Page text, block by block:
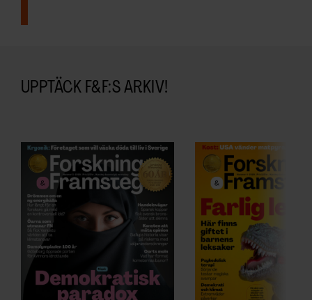
KONTAKTA F&F
SKRIV I F&F
PRENUMERERA PÅ F&F
ANNONSERA I F&F
OM F&F
UPPTÄCK F&F:S ARKIV!